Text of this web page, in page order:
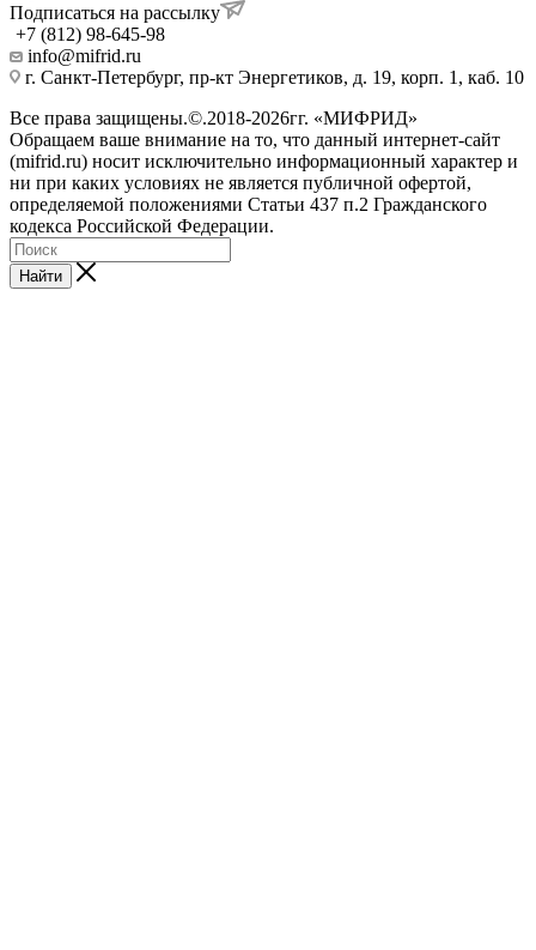
Подписаться на рассылку
+7 (812) 98-645-98
info@mifrid.ru
г. Санкт-Петербург, пр-кт Энергетиков, д. 19, корп. 1, каб. 10
Все права защищены.©.2018-2026гг. «МИФРИД»
Обращаем ваше внимание на то, что данный интернет-сайт
(mifrid.ru) носит исключительно информационный характер и
ни при каких условиях не является публичной офертой,
определяемой положениями Статьи 437 п.2 Гражданского
кодекса Российской Федерации.
Найти